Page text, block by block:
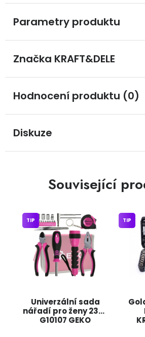
Parametry produktu
Značka KRAFT&DELE
Hodnocení produktu (0)
Diskuze
Související
Univerzální sada
nářadí pro ženy 23ks
G10107 GEKO
TIP TIP